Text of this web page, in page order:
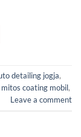
detailing jogja,
mitos coating mobil,
Leave a comment